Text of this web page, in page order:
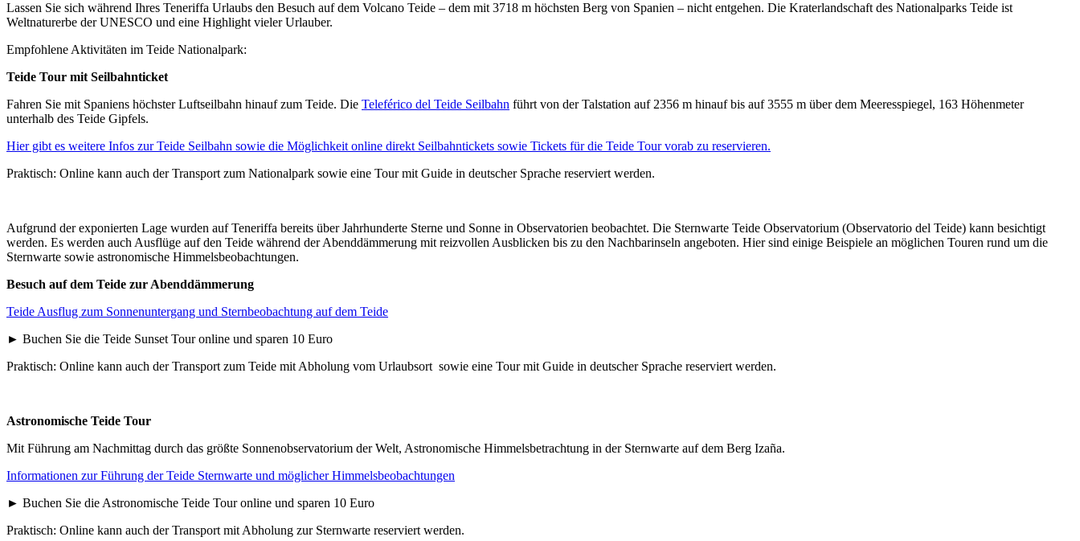
Lassen Sie sich während Ihres Teneriffa Urlaubs den Besuch auf dem Volcano Teide – dem mit 3718 m höchsten Berg von Spanien – nicht entgehen. Die Kraterlandschaft des Nationalparks Teide ist
Weltnaturerbe der UNESCO und eine Highlight vieler Urlauber.
Empfohlene Aktivitäten im Teide Nationalpark:
Teide Tour mit Seilbahnticket
Fahren Sie mit Spaniens höchster Luftseilbahn hinauf zum Teide. Die Teleférico del Teide Seilbahn führt von der Talstation auf 2356 m hinauf bis auf 3555 m über dem Meeresspiegel, 163 Höhenmeter
unterhalb des Teide Gipfels.
Hier gibt es weitere Infos zur Teide Seilbahn sowie die Möglichkeit online direkt Seilbahntickets sowie Tickets für die Teide Tour vorab zu reservieren.
Praktisch: Online kann auch der Transport zum Nationalpark sowie eine Tour mit Guide in deutscher Sprache reserviert werden.
Aufgrund der exponierten Lage wurden auf Teneriffa bereits über Jahrhunderte Sterne und Sonne in Observatorien beobachtet. Die Sternwarte Teide Observatorium (Observatorio del Teide) kann besichtigt
werden. Es werden auch Ausflüge auf den Teide während der Abenddämmerung mit reizvollen Ausblicken bis zu den Nachbarinseln angeboten. Hier sind einige Beispiele an möglichen Touren rund um die
Sternwarte sowie astronomische Himmelsbeobachtungen.
Besuch auf dem Teide zur Abenddämmerung
Teide Ausflug zum Sonnenuntergang und Sternbeobachtung auf dem Teide
► Buchen Sie die Teide Sunset Tour online und sparen 10 Euro
Praktisch: Online kann auch der Transport zum Teide mit Abholung vom Urlaubsort sowie eine Tour mit Guide in deutscher Sprache reserviert werden.
Astronomische Teide Tour
Mit Führung am Nachmittag durch das größte Sonnenobservatorium der Welt, Astronomische Himmelsbetrachtung in der Sternwarte auf dem Berg Izaña.
Informationen zur Führung der Teide Sternwarte und möglicher Himmelsbeobachtungen
► Buchen Sie die Astronomische Teide Tour online und sparen 10 Euro
Praktisch: Online kann auch der Transport mit Abholung zur Sternwarte reserviert werden.